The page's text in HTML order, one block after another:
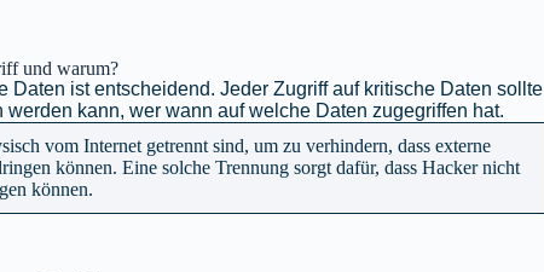
und warum?
Daten ist entscheidend. Jeder Zugriff auf kritische Daten sollte
kann, wer wann auf welche Daten zugegriffen hat.
vom Internet getrennt sind, um zu verhindern, dass externe
können. Eine solche Trennung sorgt dafür, dass Hacker nicht
können.